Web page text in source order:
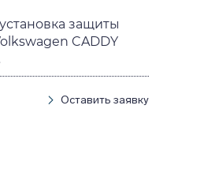
защиты
CADDY
Оставить заявку